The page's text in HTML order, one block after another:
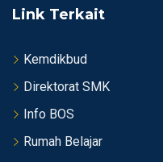
Link Terkait
Kemdikbud
Direktorat SMK
Info BOS
Rumah Belajar